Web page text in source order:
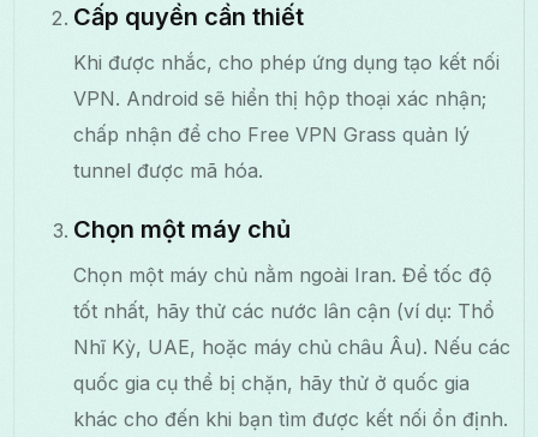
Cấp quyền cần thiết
Khi được nhắc, cho phép ứng dụng tạo kết nối
VPN. Android sẽ hiển thị hộp thoại xác nhận;
chấp nhận để cho Free VPN Grass quản lý
tunnel được mã hóa.
Chọn một máy chủ
Chọn một máy chủ nằm ngoài Iran. Để tốc độ
tốt nhất, hãy thử các nước lân cận (ví dụ: Thổ
Nhĩ Kỳ, UAE, hoặc máy chủ châu Âu). Nếu các
quốc gia cụ thể bị chặn, hãy thử ở quốc gia
khác cho đến khi bạn tìm được kết nối ổn định.